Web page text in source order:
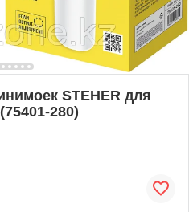
STEHER для
280)